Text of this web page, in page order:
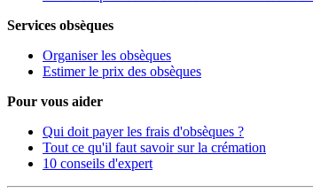
Services obsèques
Organiser les obsèques
Estimer le prix des obsèques
Pour vous aider
Qui doit payer les frais d'obsèques ?
Tout ce qu'il faut savoir sur la crémation
10 conseils d'expert